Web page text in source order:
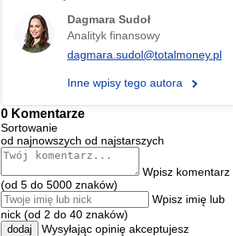
Dagmara Sudoł
Analityk finansowy
dagmara.sudol@totalmoney.pl
Inne wpisy tego autora
0 Komentarze
Sortowanie
od najnowszych od najstarszych
Wpisz komentarz
(od 5 do 5000 znaków)
Wpisz imię lub
nick (od 2 do 40 znaków)
dodaj
Wysyłając opinię akceptujesz